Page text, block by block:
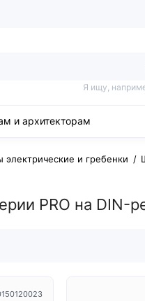
Я ищу,
и архитекторам
электрические и гребенки
PRO на DIN-